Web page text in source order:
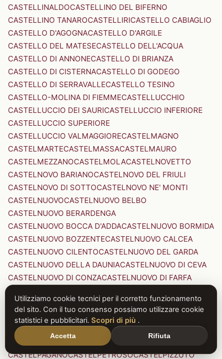
CASTELLINALDOCASTELLINO DEL BIFERNO
CASTELLINO TANAROCASTELLIRICASTELLO CABIAGLIO
CASTELLO D'AGOGNACASTELLO D'ARGILE
CASTELLO DEL MATESECASTELLO DELL'ACQUA
CASTELLO DI ANNONECASTELLO DI BRIANZA
CASTELLO DI CISTERNACASTELLO DI GODEGO
CASTELLO DI SERRAVALLECASTELLO TESINO
CASTELLO-MOLINA DI FIEMMECASTELLUCCHIO
CASTELLUCCIO DEI SAURICASTELLUCCIO INFERIORE
CASTELLUCCIO SUPERIORE
CASTELLUCCIO VALMAGGIORECASTELMAGNO
CASTELMARTECASTELMASSACASTELMAURO
CASTELMEZZANOCASTELMOLACASTELNOVETTO
CASTELNOVO BARIANOCASTELNOVO DEL FRIULI
CASTELNOVO DI SOTTOCASTELNOVO NE' MONTI
CASTELNUOVOCASTELNUOVO BELBO
CASTELNUOVO BERARDENGA
CASTELNUOVO BOCCA D'ADDACASTELNUOVO BORMIDA
CASTELNUOVO BOZZENTECASTELNUOVO CALCEA
CASTELNUOVO CILENTOCASTELNUOVO DEL GARDA
CASTELNUOVO DELLA DAUNIACASTELNUOVO DI CEVA
CASTELNUOVO DI CONZACASTELNUOVO DI FARFA
CASTELNUOVO DI PORTO CASTELNUOVO DON BOSCO
CASTELNUOVO MAGRACASTELNUOVO NIGRA
CASTELNUOVO PARANOCASTELNUOVO RANGONE
CASTELNUOVO SCRIVIA
CASTELNUOVO VAL DI CECINA
CASTELPAGANOCASTELPETROSOCASTELPIZZUTO
Utilizziamo cookie tecnici per il corretto funzionamento
del sito. Con il tuo consenso possiamo utilizzare cookie
statistici e pubblicitari. Scopri di più .
Accetta Rifiuta